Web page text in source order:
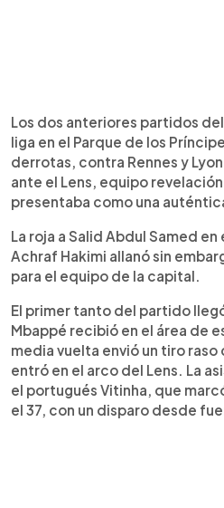
Los dos anteriores partidos
liga en el Parque de los
derrotas, contra Rennes y
ante el Lens, equipo
presentaba como una
La roja a Salid Abdul Samed en
Achraf Hakimi allanó sin
para el equipo de la capital.
El primer tanto del partido
Mbappé recibió en el área de
media vuelta envió un tiro raso
entró en el arco del Lens. La
el portugués Vitinha, que
el 37, con un disparo desde